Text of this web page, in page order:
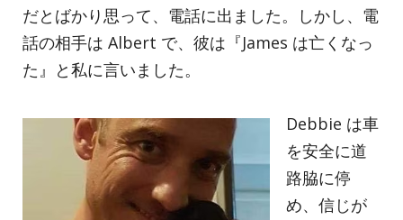
だとばかり思って、電話に出ました。しかし、電
話の相手は Albert で、彼は『James は亡くなっ
た』と私に言いました。
Debbie は車
を安全に道
路脇に停
め、信じが